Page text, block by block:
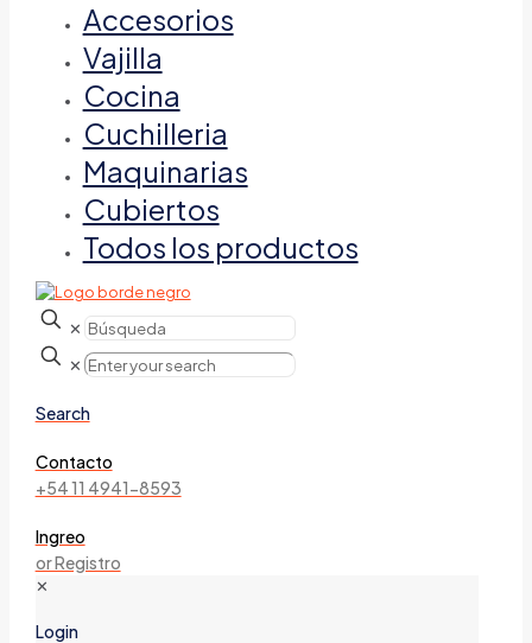
Accesorios
Vajilla
Cocina
Cuchilleria
Maquinarias
Cubiertos
Todos los productos
✕
✕
Search
Contacto
+54 11 4941-8593
Ingreo
or Registro
✕
Login